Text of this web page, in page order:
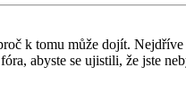
k tomu může dojít. Nejdříve
abyste se ujistili, že jste